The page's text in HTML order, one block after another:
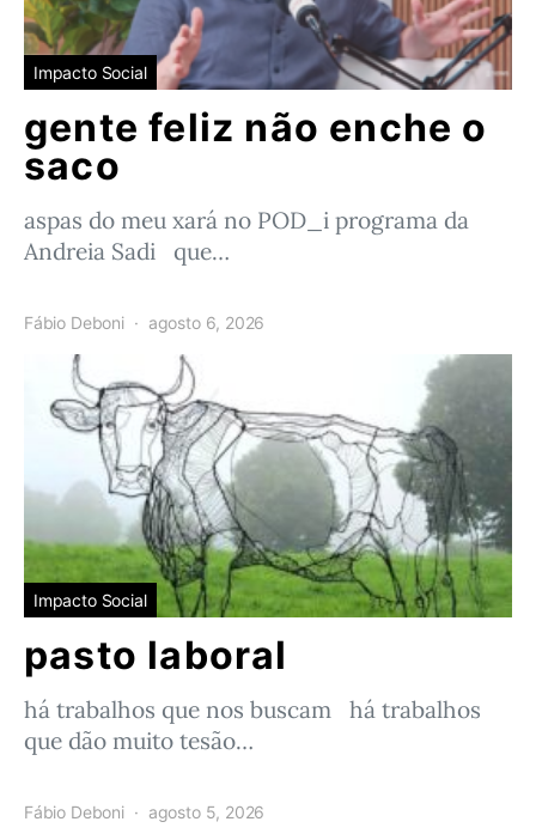
Impacto Social
gente feliz não enche o
saco
aspas do meu xará no POD_i programa da
Andreia Sadi que…
Fábio Deboni agosto 6, 2026
Impacto Social
pasto laboral
há trabalhos que nos buscam há trabalhos
que dão muito tesão…
Fábio Deboni agosto 5, 2026